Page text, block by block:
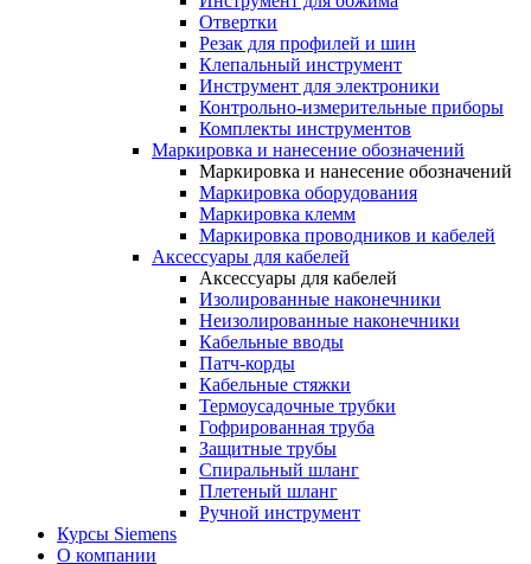
Отвертки
Резак для профилей и шин
Клепальный инструмент
Инструмент для электроники
Контрольно-измерительные приборы
Комплекты инструментов
Маркировка и нанесение обозначений
Маркировка и нанесение обозначений
Маркировка оборудования
Маркировка клемм
Маркировка проводников и кабелей
Аксессуары для кабелей
Аксессуары для кабелей
Изолированные наконечники
Неизолированные наконечники
Кабельные вводы
Патч-корды
Кабельные стяжки
Термоусадочные трубки
Гофрированная труба
Защитные трубы
Спиральный шланг
Плетеный шланг
Ручной инструмент
Курсы Siemens
О компании